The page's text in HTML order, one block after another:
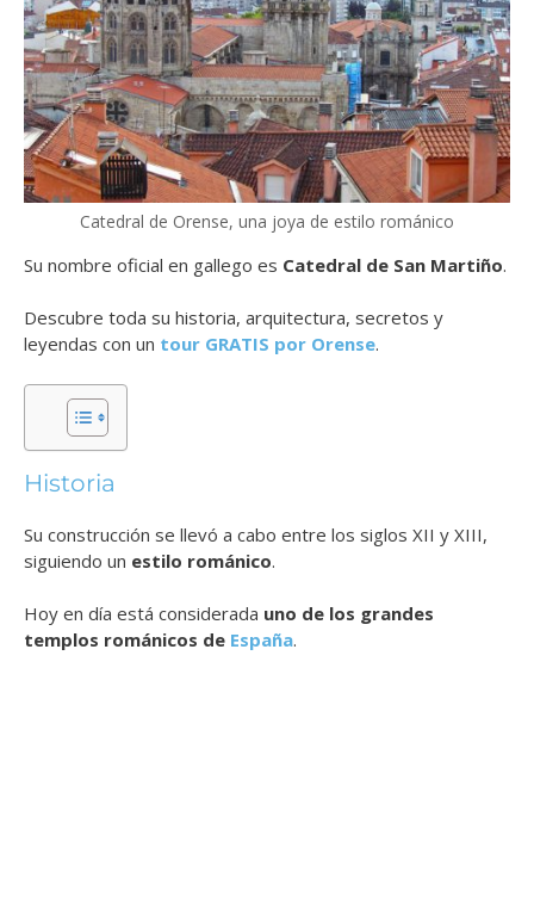
Catedral de Orense, una joya de estilo románico
Su nombre oficial en gallego es Catedral de San Martiño.
Descubre toda su historia, arquitectura, secretos y
leyendas con un tour GRATIS por Orense.
Historia
Su construcción se llevó a cabo entre los siglos XII y XIII,
siguiendo un estilo románico.
Hoy en día está considerada uno de los grandes
templos románicos de España.